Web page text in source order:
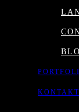
KONTAKT